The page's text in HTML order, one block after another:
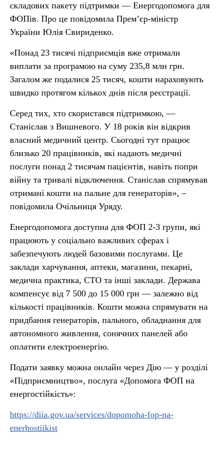
складових пакету підтримки — Енергодопомога для
ФОПів. Про це повідомила Прем’єр-міністр
України Юлія Свириденко.
«Понад 23 тисячі підприємців вже отримали
виплати за програмою на суму 235,8 млн грн.
Загалом же подалися 25 тисяч, кошти нараховують
швидко протягом кількох днів після реєстрації.
Серед тих, хто скористався підтримкою, —
Станіслав з Вишневого. У 18 років він відкрив
власний медичний центр. Сьогодні тут працює
близько 20 працівників, які надають медичні
послуги понад 2 тисячам пацієнтів, навіть попри
війну та тривалі відключення. Станіслав спрямував
отримані кошти на пальне для генераторів», –
повідомила Очільниця Уряду.
Енергодопомога доступна для ФОП 2-3 групи, які
працюють у соціально важливих сферах і
забезпечують людей базовими послугами. Це
заклади харчування, аптеки, магазини, пекарні,
медична практика, СТО та інші заклади. Держава
компенсує від 7 500 до 15 000 грн — залежно від
кількості працівників. Кошти можна спрямувати на
придбання генераторів, пального, обладнання для
автономного живлення, сонячних панелей або
оплатити електроенергію.
Подати заявку можна онлайн через Дію — у розділі
«Підприємництво», послуга «Допомога ФОП на
енергостійкість»:
https://diia.gov.ua/services/dopomoha-fop-na-
enerhostiikist